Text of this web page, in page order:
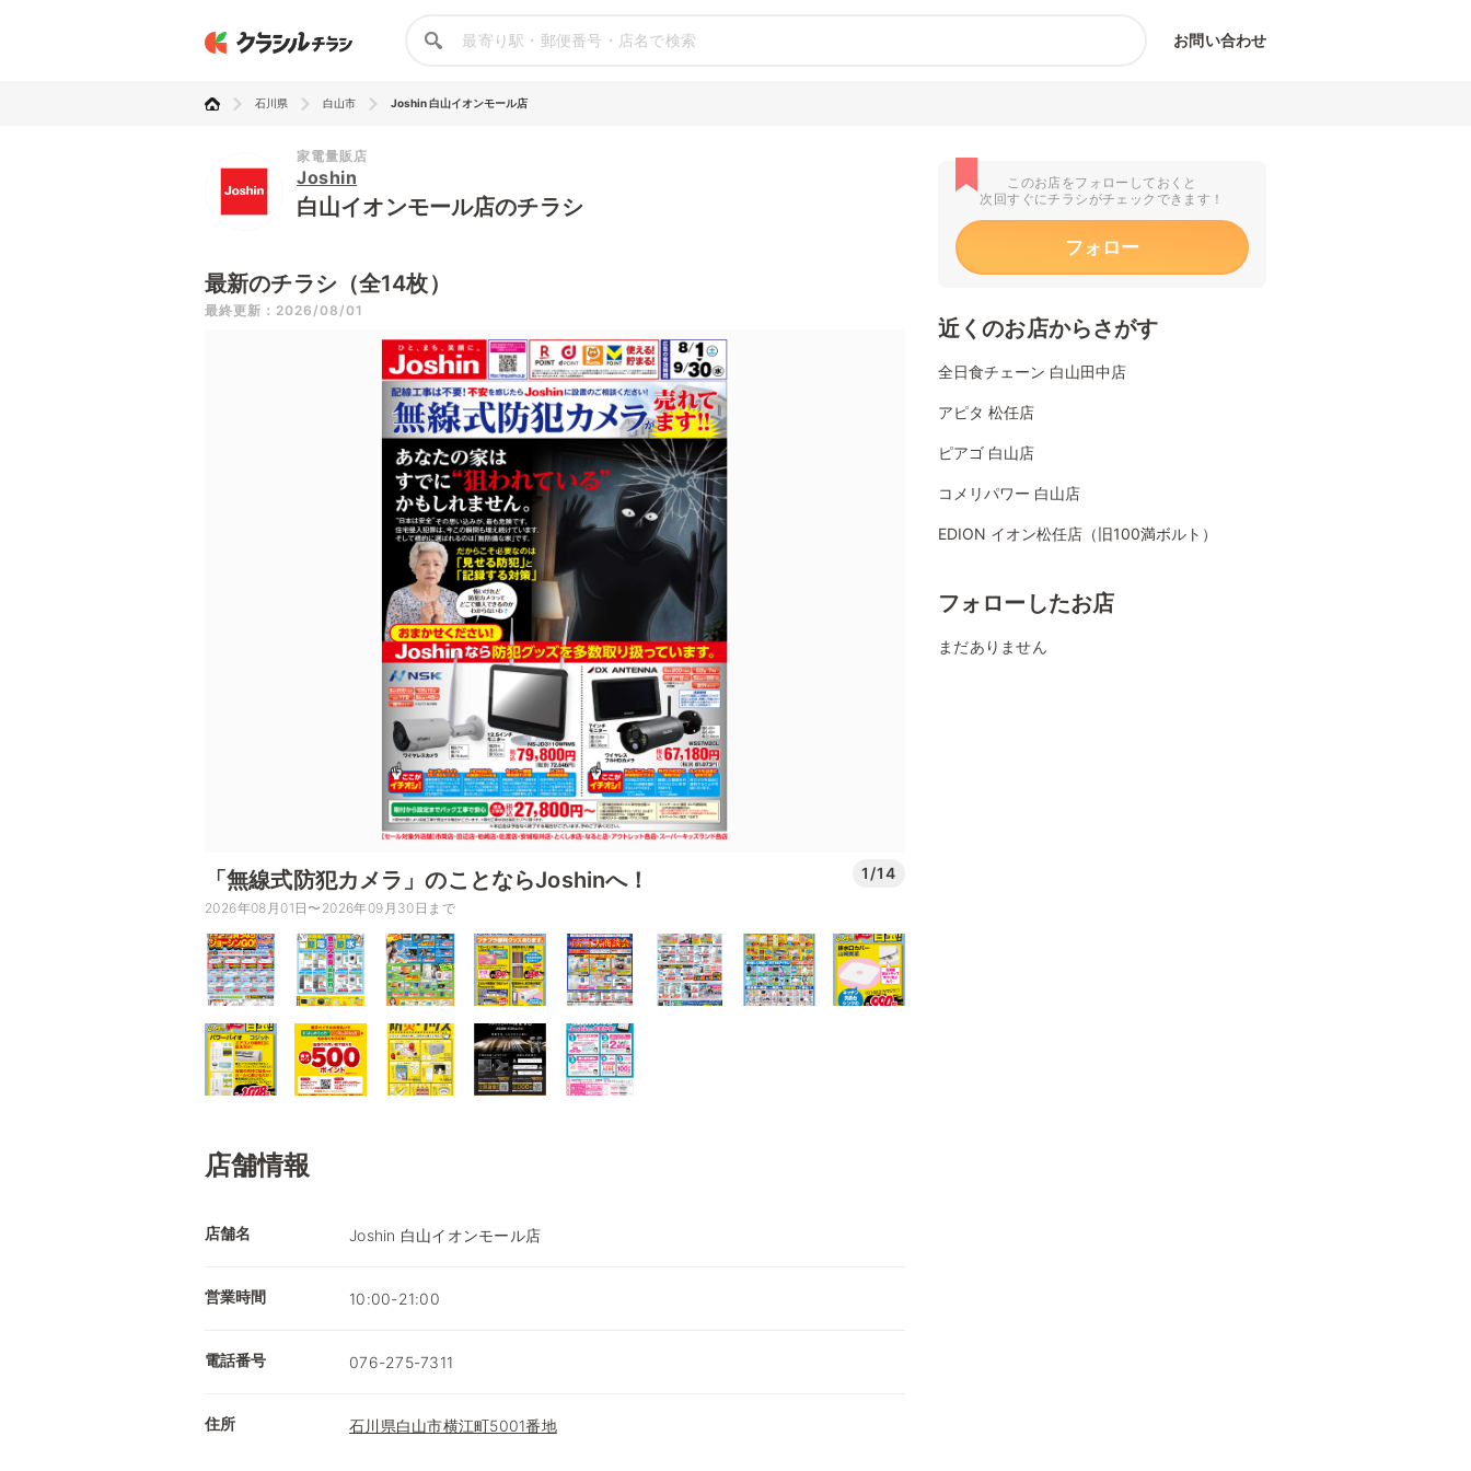
お問い合わせ
石川県 白山市 Joshin 白山イオンモール店
家電量販店
Joshin
白山イオンモール店のチラシ
最新のチラシ（全14枚）
最終更新：2026/08/01
「無線式防犯カメラ」のことならJoshinへ！ 1/14
2026年08月01日〜2026年09月30日まで
店舗情報
店舗名 Joshin 白山イオンモール店
営業時間 10:00-21:00
電話番号 076-275-7311
住所 石川県白山市横江町5001番地
このお店をフォローしておくと
次回すぐにチラシがチェックできます！
フォロー
近くのお店からさがす
全日食チェーン 白山田中店
アピタ 松任店
ピアゴ 白山店
コメリパワー 白山店
EDION イオン松任店（旧100満ボルト）
フォローしたお店
まだありません